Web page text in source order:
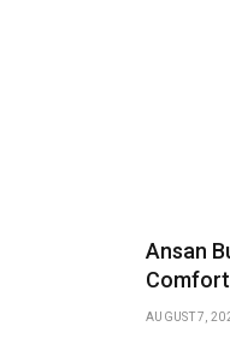
Ansan
AUGUST 7,